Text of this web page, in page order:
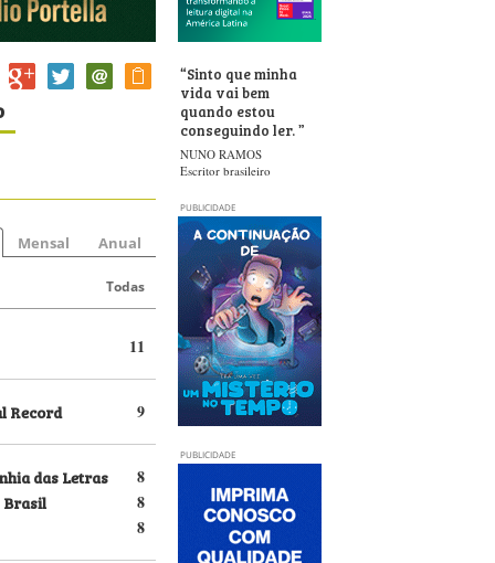
Mensal Anual
Todas
11
9
Record
8
das Letras
8
8
“Sinto que minha
vida vai bem
quando estou
conseguindo ler.”
NUNO RAMOS
Escritor brasileiro
PUBLICIDADE
PUBLICIDADE